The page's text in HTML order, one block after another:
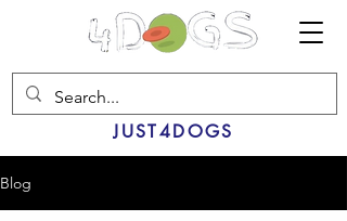
JUST4DOGS
Blog